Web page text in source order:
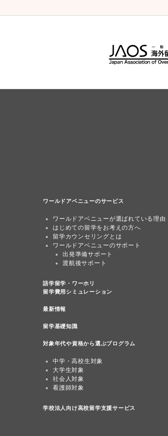
ワールドアベニューのサービス
ワールドアベニューが選ばれている理由
はじめての留学をお考えの方へ
留学カウンセリングとは
ワールドアベニューのサポート
出発準備サポート
渡航後サポート
語学留学・ワーホリ
留学費用シミュレーション
最新情報
留学基礎知識
対象年代や資格から選ぶプログラム
中学・高校生対象
大学生対象
社会人対象
看護師対象
学校法人向け高校留学支援サービス